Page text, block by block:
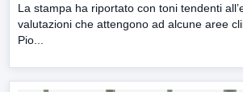
La stampa ha riportato con toni tendenti
valutazioni che attengono ad alcune aree
Pio...